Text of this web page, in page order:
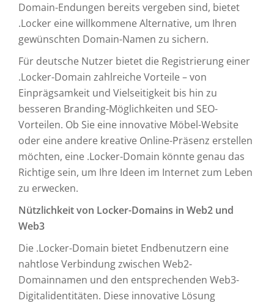
Domain-Endungen bereits vergeben sind, bietet
.Locker eine willkommene Alternative, um Ihren
gewünschten Domain-Namen zu sichern.
Für deutsche Nutzer bietet die Registrierung einer
.Locker-Domain zahlreiche Vorteile – von
Einprägsamkeit und Vielseitigkeit bis hin zu
besseren Branding-Möglichkeiten und SEO-
Vorteilen. Ob Sie eine innovative Möbel-Website
oder eine andere kreative Online-Präsenz erstellen
möchten, eine .Locker-Domain könnte genau das
Richtige sein, um Ihre Ideen im Internet zum Leben
zu erwecken.
Nützlichkeit von Locker-Domains in Web2 und
Web3
Die .Locker-Domain bietet Endbenutzern eine
nahtlose Verbindung zwischen Web2-
Domainnamen und den entsprechenden Web3-
Digitalidentitäten. Diese innovative Lösung